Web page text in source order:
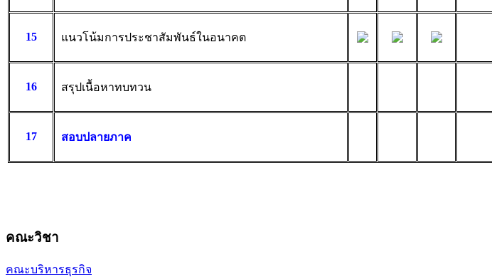
15 แนวโน้มการประชาสัมพันธ์ในอนาคต
16 สรุปเนื้อหาทบทวน
17 สอบปลายภาค
คณะวิชา
คณะบริหารธุรกิจ